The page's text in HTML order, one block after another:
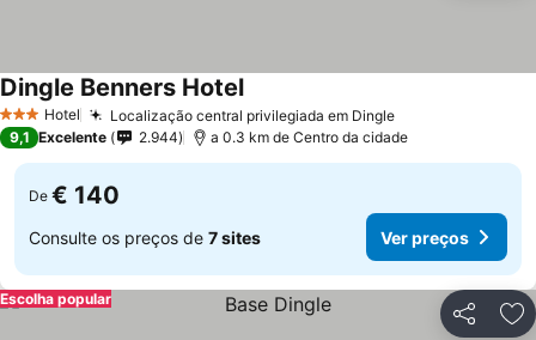
3 EstrelasHotel Localização central privilegiada em Dingle
Dingle Benners Hotel
9,1 Excelente 2.944 a 0.3 km de Centro da cidade
De € 140
Consulte os preços de 7 sites Ver preços
Partilhar
Escolha popular